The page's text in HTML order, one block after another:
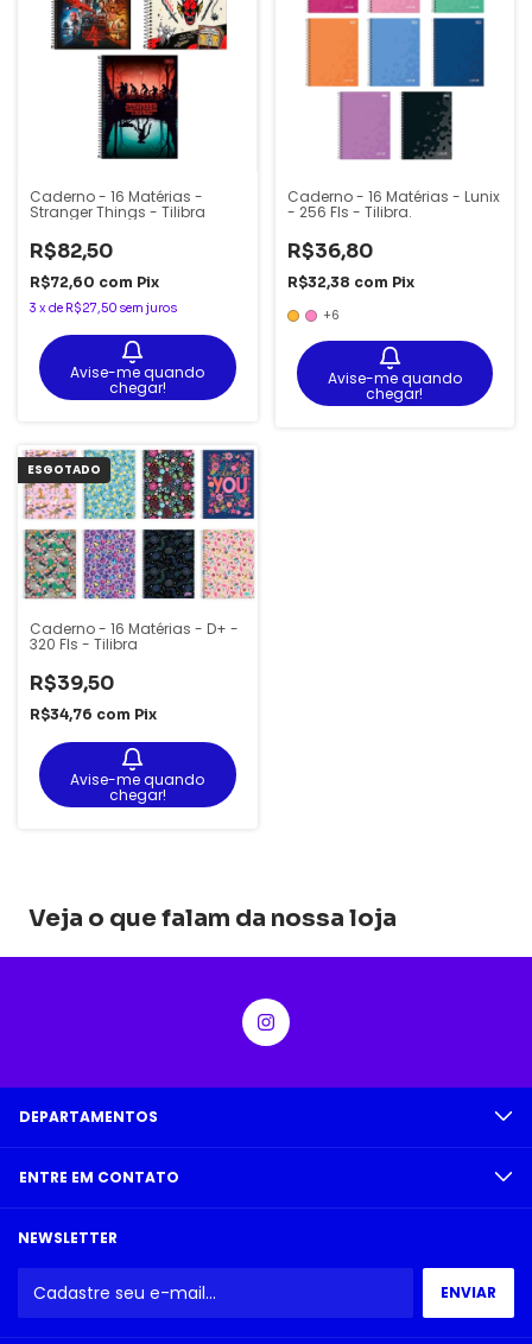
Caderno - 16 Matérias -
Stranger Things - Tilibra
R$82,50
R$72,60 com Pix
3 x de R$27,50 sem juros
Avise-me quando
chegar!
Caderno - 16 Matérias - Lunix
- 256 Fls - Tilibra.
R$36,80
R$32,38 com Pix
+6
Avise-me quando
chegar!
ESGOTADO
Caderno - 16 Matérias - D+ -
320 Fls - Tilibra
R$39,50
R$34,76 com Pix
Avise-me quando
chegar!
Veja o que falam da nossa loja
DEPARTAMENTOS
ENTRE EM CONTATO
NEWSLETTER